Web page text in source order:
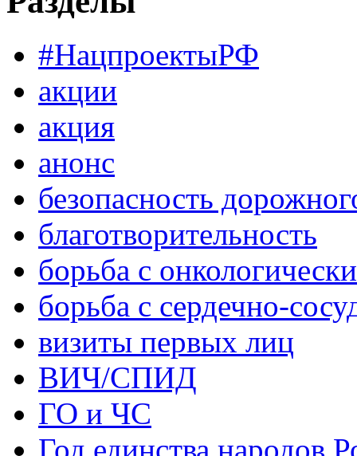
#НацпроектыРФ
акции
акция
анонс
безопасность
благотворительность
борьба с
борьба с сердечно-
визиты первых лиц
ВИЧ/СПИД
ГО и ЧС
Год единства народов